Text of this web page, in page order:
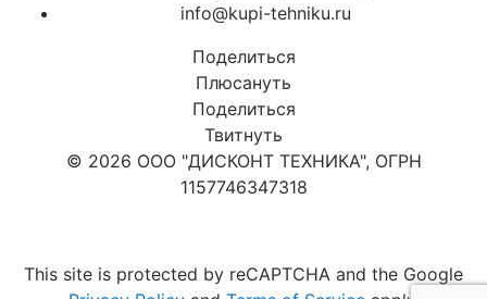
info@kupi-tehniku.ru
Поделиться
Плюсануть
Поделиться
Твитнуть
© 2026 ООО "ДИСКОНТ ТЕХНИКА", ОГРН
1157746347318
This site is protected by reCAPTCHA and the Google